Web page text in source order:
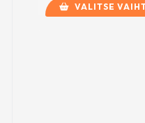
VALITSE